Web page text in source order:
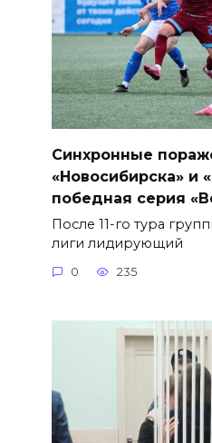
Синхронные
«Новосибирска» и
победная серия
После 11-го тура
лиги лидирующий
0 235